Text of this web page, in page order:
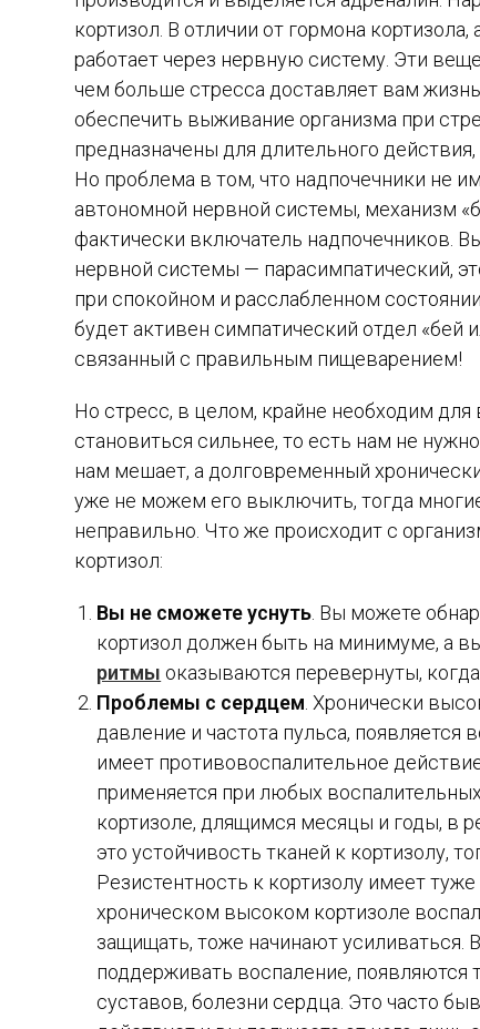
кортизол. В отличии от гормона
работает через нервную систему. Эти
чем больше стресса доставляет вам
обеспечить выживание организма при
предназначены для длительного
Но проблема в том, что надпочечники не
автономной нервной системы, механизм
фактически включатель надпочечников.
нервной системы — парасимпатический,
при спокойном и расслабленном
будет активен симпатический отдел «бей
связанный с правильным пищеварением!
Но стресс, в целом, крайне необходим
становиться сильнее, то есть нам не
нам мешает, а долговременный
уже не можем его выключить, тогда
неправильно. Что же происходит с
кортизол:
Вы не сможете уснуть . Вы можете
кортизол должен быть на минимуме, а
ритмы оказываются перевернуты,
Проблемы с сердцем . Хронически
давление и частота пульса, появляется
имеет противовоспалительное
применяется при любых
кортизоле, длящимся месяцы и годы, в
это устойчивость тканей к кортизолу,
Резистентность к кортизолу имеет туже
хроническом высоком кортизоле
защищать, тоже начинают усиливаться.
поддерживать воспаление, появляются
суставов, болезни сердца. Это часто